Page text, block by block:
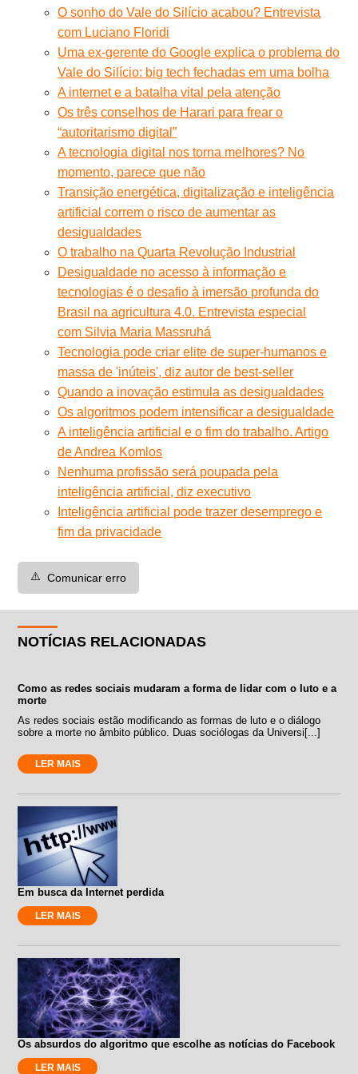
O sonho do Vale do Silício acabou? Entrevista
com Luciano Floridi
Uma ex-gerente do Google explica o problema do
Vale do Silício: big tech fechadas em uma bolha
A internet e a batalha vital pela atenção
Os três conselhos de Harari para frear o
“autoritarismo digital”
A tecnologia digital nos torna melhores? No
momento, parece que não
Transição energética, digitalização e inteligência
artificial correm o risco de aumentar as
desigualdades
O trabalho na Quarta Revolução Industrial
Desigualdade no acesso à informação e
tecnologias é o desafio à imersão profunda do
Brasil na agricultura 4.0. Entrevista especial
com Silvia Maria Massruhá
Tecnologia pode criar elite de super-humanos e
massa de 'inúteis', diz autor de best-seller
Quando a inovação estimula as desigualdades
Os algoritmos podem intensificar a desigualdade
A inteligência artificial e o fim do trabalho. Artigo
de Andrea Komlos
Nenhuma profissão será poupada pela
inteligência artificial, diz executivo
Inteligência artificial pode trazer desemprego e
fim da privacidade
⚠️ Comunicar erro
NOTÍCIAS RELACIONADAS
Como as redes sociais mudaram a forma de lidar com o luto e a
morte
As redes sociais estão modificando as formas de luto e o diálogo
sobre a morte no âmbito público. Duas sociólogas da Universi[...]
LER MAIS
Em busca da Internet perdida
LER MAIS
Os absurdos do algoritmo que escolhe as notícias do Facebook
LER MAIS